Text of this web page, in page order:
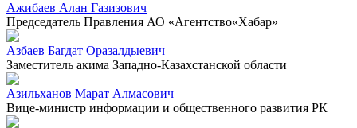
Ажибаев Алан Газизович
Председатель Правления АО «Агентство«Хабар»
Азбаев Багдат Оразалдыевич
Заместитель акима Западно-Казахстанской области
Азильханов Марат Алмасович
Вице-министр информации и общественного развития РК